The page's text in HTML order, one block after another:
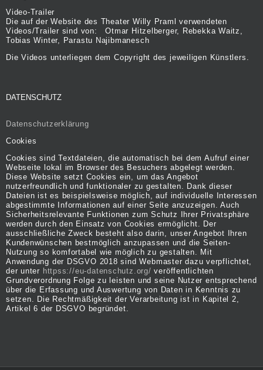
Video-Trailer
Die auf der Website des Theater Willy Praml verwendeten
Videos/Trailer sind von: Otmar Hitzelberger, Rebekka Waitz,
Tobias Winter, Parastu Najibmanesch
Die Videos unterliegen dem Copyright des jeweiligen Künstlers.
DATENSCHUTZ
Datenschutzerklärung
Cookies
Cookies sind Textdateien, die automatisch bei dem Aufruf einer
Webseite lokal im Browser des Besuchers abgelegt werden.
Diese Website setzt Cookies ein, um das Angebot
nutzerfreundlich und funktionaler zu gestalten. Dank dieser
Dateien ist es beispielsweise möglich, auf individuelle Interessen
abgestimmte Informationen auf einer Seite anzuzeigen. Auch
Sicherheitsrelevante Funktionen zum Schutz Ihrer Privatsphäre
werden durch den Einsatz von Cookies ermöglicht. Der
ausschließliche Zweck besteht also darin, unser Angebot Ihren
Kundenwünschen bestmöglich anzupassen und die Seiten-
Nutzung so komfortabel wie möglich zu gestalten. Mit
Anwendung der DSGVO 2018 sind Webmaster dazu verpflichtet,
der unter httpss://eu-datenschutz.org/ veröffentlichten
Grundverordnung Folge zu leisten und seine Nutzer entsprechend
über die Erfassung und Auswertung von Daten in Kenntnis zu
setzen. Die Rechtmäßigkeit der Verarbeitung ist in Kapitel 2,
Artikel 6 der DSGVO begründet.